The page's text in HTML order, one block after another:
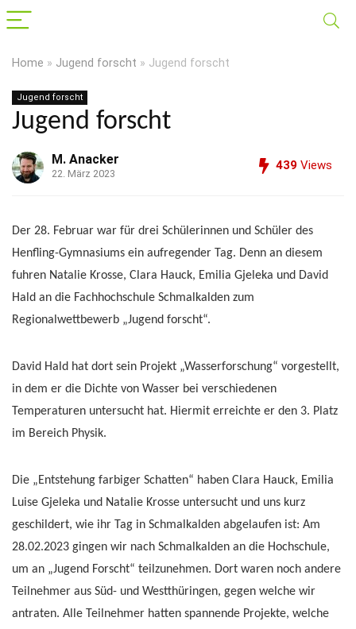
Home » Jugend forscht » Jugend forscht
Jugend forscht
Jugend forscht
M. Anacker
22. März 2023
439 Views
Der 28. Februar war für drei Schülerinnen und Schüler des
Henfling-Gymnasiums ein aufregender Tag. Denn an diesem
fuhren Natalie Krosse, Clara Hauck, Emilia Gjeleka und David
Hald an die Fachhochschule Schmalkalden zum
Regionalwettbewerb „Jugend forscht“.
David Hald hat dort sein Projekt „Wasserforschung“ vorgestellt,
in dem er die Dichte von Wasser bei verschiedenen
Temperaturen untersucht hat. Hiermit erreichte er den 3. Platz
im Bereich Physik.
Die „Entstehung farbiger Schatten“ haben Clara Hauck, Emilia
Luise Gjeleka und Natalie Krosse untersucht und uns kurz
geschildert, wie ihr Tag in Schmalkalden abgelaufen ist: Am
28.02.2023 gingen wir nach Schmalkalden an die Hochschule,
um an „Jugend Forscht“ teilzunehmen. Dort waren noch andere
Teilnehmer aus Süd- und Westthüringen, gegen welche wir
antraten. Alle Teilnehmer hatten spannende Projekte, welche